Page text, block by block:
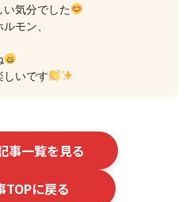
気分でした
モン、
しいです
事一覧を見る
TOPに戻る